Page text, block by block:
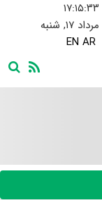
۱۷:۱۵:۳۴
EN AR